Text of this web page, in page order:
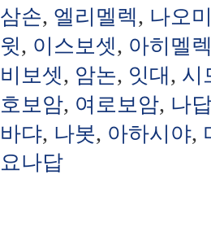
삼손, 엘리멜렉, 나오
윗, 이스보셋, 아히멜
비보셋, 암논, 잇대 , 시
호보암, 여로보암, 나
바댜, 나봇, 아하시야,
요나답